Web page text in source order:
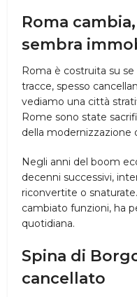
Roma
sembra
Roma è costruita su
tracce, spesso
vediamo una città
Rome sono state
della modernizzazione
Negli anni del boom
decenni successivi,
riconvertite o
cambiato funzioni, ha
quotidiana.
Spina di
cancellato